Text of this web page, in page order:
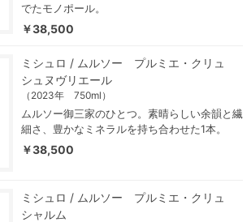
でたモノポール。
￥38,500
ミシュロ / ムルソー プルミエ・クリュ
シュヌヴリエール
（2023年 750ml）
ムルソー御三家のひとつ。素晴らしい余韻と繊
細さ、豊かなミネラルを持ち合わせた1本。
￥38,500
ミシュロ / ムルソー プルミエ・クリュ
シャルム